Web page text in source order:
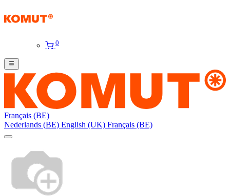
0
Français (BE)
Nederlands (BE) English (UK) Français (BE)